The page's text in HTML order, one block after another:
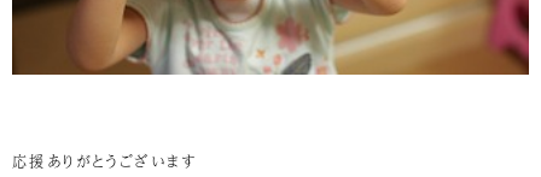
応援ありがとうございます